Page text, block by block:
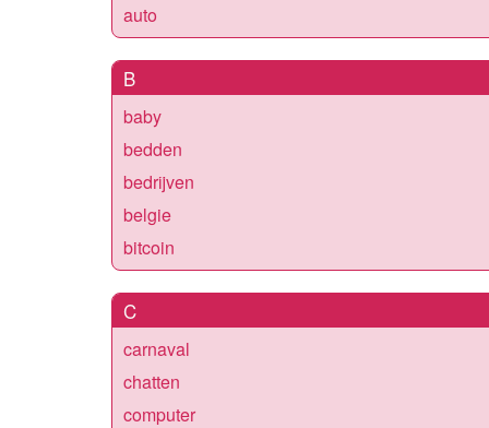
auto
B
baby
bedden
bedrijven
belgie
bitcoin
C
carnaval
chatten
computer